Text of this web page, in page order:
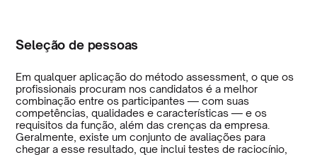
Seleção de pessoas
Em qualquer aplicação do método assessment, o que os
profissionais procuram nos candidatos é a melhor
combinação entre os participantes — com suas
competências, qualidades e características — e os
requisitos da função, além das crenças da empresa.
Geralmente, existe um conjunto de avaliações para
chegar a esse resultado, que inclui testes de raciocínio,